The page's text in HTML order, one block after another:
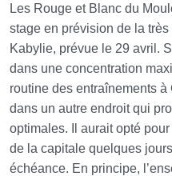
Les Rouge et Blanc du
stage en prévision de la
Kabylie, prévue le 29 avril.
dans une concentration
routine des entraînements
dans un autre endroit qui
optimales. Il aurait opté
de la capitale quelques
échéance. En principe,